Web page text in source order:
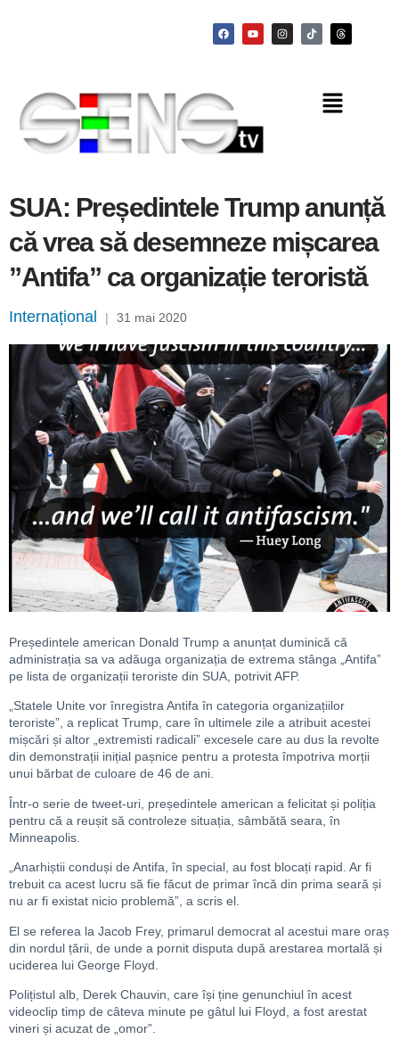
SUA: Președintele Trump anunță
că vrea să desemneze mișcarea
”Antifa” ca organizație teroristă
Internațional | 31 mai 2020
Președintele american Donald Trump a anunțat duminică că
administrația sa va adăuga organizația de extrema stânga „Antifa”
pe lista de organizații teroriste din SUA, potrivit AFP.
„Statele Unite vor înregistra Antifa în categoria organizațiilor
teroriste”, a replicat Trump, care în ultimele zile a atribuit acestei
mișcări și altor „extremisti radicali” excesele care au dus la revolte
din demonstrații inițial pașnice pentru a protesta împotriva morții
unui bărbat de culoare de 46 de ani.
Într-o serie de tweet-uri, președintele american a felicitat și poliția
pentru că a reușit să controleze situația, sâmbătă seara, în
Minneapolis.
„Anarhiștii conduși de Antifa, în special, au fost blocați rapid. Ar fi
trebuit ca acest lucru să fie făcut de primar încă din prima seară și
nu ar fi existat nicio problemă”, a scris el.
El se referea la Jacob Frey, primarul democrat al acestui mare oraș
din nordul țării, de unde a pornit disputa după arestarea mortală și
uciderea lui George Floyd.
Polițistul alb, Derek Chauvin, care își ține genunchiul în acest
videoclip timp de câteva minute pe gâtul lui Floyd, a fost arestat
vineri și acuzat de „omor”.